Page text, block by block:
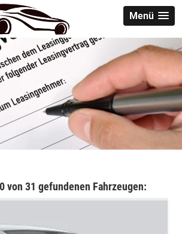
Menü
von 31 gefundenen Fahrzeugen: